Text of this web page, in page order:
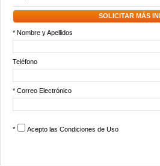
SOLICITAR MÁS
* Nombre y Apellidos
Teléfono
* Correo Electrónico
* Acepto las Condiciones de Uso